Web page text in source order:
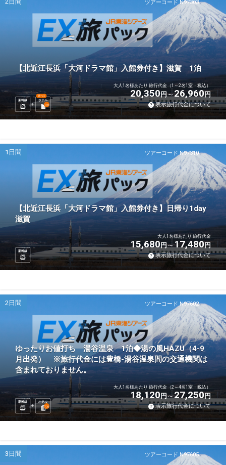
ツアーコード N97303
【北近江長浜「大河ドラマ館」入館券付き】滋賀 1泊
新幹線 ホテル
選べる
1 泊
大人1名様あたり 旅行代金（1～2名1室・税込）
20,350円 26,960円
表示旅行代金について
ツアーコード N97310
1日間
【北近江長浜「大河ドラマ館」入館券付き】日帰り1day
滋賀
新幹線
大人1名様あたり 旅行代金
15,680円 17,480円
表示旅行代金について
ツアーコード N97602
2日間
ゆったりお値打ち 湯谷温泉 1泊◆湯の風HAZU（4-9
月出発） ※旅行代金には豊橋-湯谷温泉間の交通機関は
含まれておりません。
新幹線
ホテル
1 泊
大人1名様あたり 旅行代金（2～4名1室・税込）
18,120円 27,250円
表示旅行代金について
ツアーコード N97605
3日間